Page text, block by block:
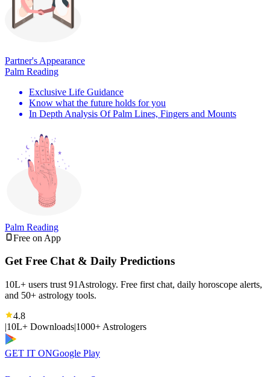
Partner's Appearance
Palm Reading
Exclusive Life Guidance
Know what the future holds for you
In Depth Analysis Of Palm Lines, Fingers and Mounts
Palm Reading
Free on App
Get Free Chat & Daily Predictions
10L+ users trust 91Astrology. Free first chat, daily horoscope alerts,
and 50+ astrology tools.
4.8
|10L+ Downloads|1000+ Astrologers
GET IT ONGoogle Play